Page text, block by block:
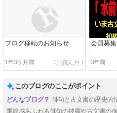
ブログ移転のお知らせ
1年3ヶ月前
会員募集
3年前
このブログのここがポイント
俳句と古文書の歴史的
季節感あふれる俳句の披露や古文書の